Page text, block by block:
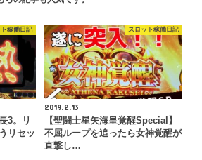
稼働日記
3。リ
リセッ
スロット稼働日記
2019.2.13
【聖闘士星矢海皇覚醒Special】
不屈ループを追ったら女神覚醒が
直撃し…